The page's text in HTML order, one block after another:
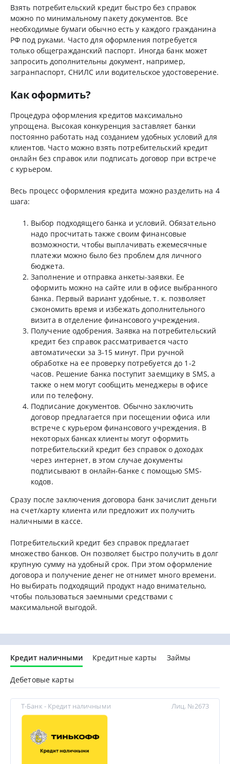
Взять потребительский кредит быстро без справок
можно по минимальному пакету документов. Все
необходимые бумаги обычно есть у каждого гражданина
РФ под руками. Часто для оформления потребуется
только общегражданский паспорт. Иногда банк может
запросить дополнительны документ, например,
загранпаспорт, СНИЛС или водительское удостоверение.
Как оформить?
Процедура оформления кредитов максимально
упрощена. Высокая конкуренция заставляет банки
постоянно работать над созданием удобных условий для
клиентов. Часто можно взять потребительский кредит
онлайн без справок или подписать договор при встрече
с курьером.
Весь процесс оформления кредита можно разделить на 4
шага:
Выбор подходящего банка и условий. Обязательно
надо просчитать также своим финансовые
возможности, чтобы выплачивать ежемесячные
платежи можно было без проблем для личного
бюджета.
Заполнение и отправка анкеты-заявки. Ее
оформить можно на сайте или в офисе выбранного
банка. Первый вариант удобные, т. к. позволяет
сэкономить время и избежать дополнительного
визита в отделение финансового учреждения.
Получение одобрения. Заявка на потребительский
кредит без справок рассматривается часто
автоматически за 3-15 минут. При ручной
обработке на ее проверку потребуется до 1-2
часов. Решение банка поступит заемщику в SMS, а
также о нем могут сообщить менеджеры в офисе
или по телефону.
Подписание документов. Обычно заключить
договор предлагается при посещении офиса или
встрече с курьером финансового учреждения. В
некоторых банках клиенты могут оформить
потребительский кредит без справок о доходах
через интернет, в этом случае документы
подписывают в онлайн-банке с помощью SMS-
кодов.
Сразу после заключения договора банк зачислит деньги
на счет/карту клиента или предложит их получить
наличными в кассе.
Потребительский кредит без справок предлагает
множество банков. Он позволяет быстро получить в долг
крупную сумму на удобный срок. При этом оформление
договора и получение денег не отнимет много времени.
Но выбирать подходящий продукт надо внимательно,
чтобы пользоваться заемными средствами с
максимальной выгодой.
Кредит наличными Кредитные карты Займы
Дебетовые карты
Т-Банк - Кредит наличными Лиц. №2673